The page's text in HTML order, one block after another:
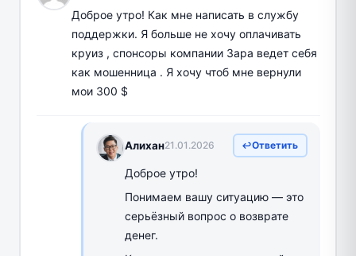
Доброе утро! Как мне написать в службу
поддержки. Я больше не хочу оплачивать
круиз , спонсоры компании Зара ведет себя
как мошенница . Я хочу чтоб мне вернули
мои 300 $
Алихан21.01.2026 Ответить
Доброе утро!
Понимаем вашу ситуацию — это
серьёзный вопрос о возврате
денег.